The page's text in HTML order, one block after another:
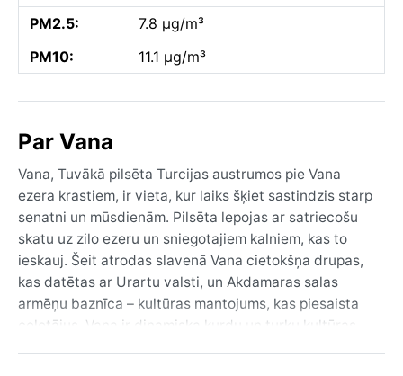
PM2.5:
7.8 µg/m³
PM10:
11.1 µg/m³
Par Vana
Vana, Tuvākā pilsēta Turcijas austrumos pie Vana
ezera krastiem, ir vieta, kur laiks šķiet sastindzis starp
senatni un mūsdienām. Pilsēta lepojas ar satriecošu
skatu uz zilo ezeru un sniegotajiem kalniem, kas to
ieskauj. Šeit atrodas slavenā Vana cietokšņa drupas,
kas datētas ar Urartu valsti, un Akdamaras salas
armēņu baznīca – kultūras mantojums, kas piesaista
ceļotājus. Vana ir dinamiska kurdu un turku kultūras